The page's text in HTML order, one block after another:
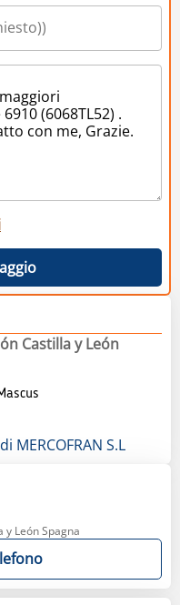
Castilla y León
S.L
y León Spagna